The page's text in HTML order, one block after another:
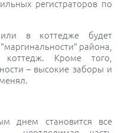
регистраторов по
в коттедже будет
района,
Кроме того,
– высокие заборы и
днем становится все